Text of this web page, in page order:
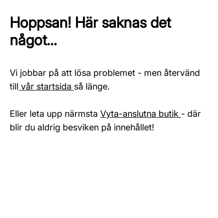
Hoppsan! Här saknas det
något...
Vi jobbar på att lösa problemet - men återvänd
till vår startsida så länge.
Eller leta upp närmsta Vyta-anslutna butik - där
blir du aldrig besviken på innehållet!